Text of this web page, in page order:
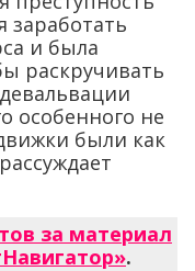
заработать
и была
раскручивать
особенного не
были как
за материал
.